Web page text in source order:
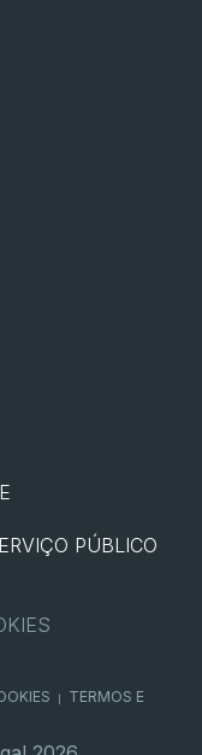
PÚBLICO
TERMOS E